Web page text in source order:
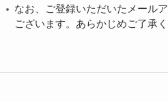
なお、ご登録いただいたメール
ございます。あらかじめご了承く